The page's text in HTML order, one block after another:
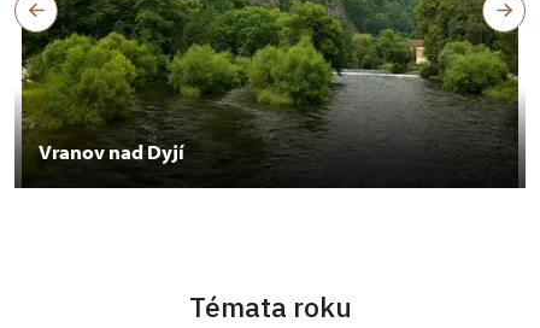
Vranov nad Dyjí
Témata roku